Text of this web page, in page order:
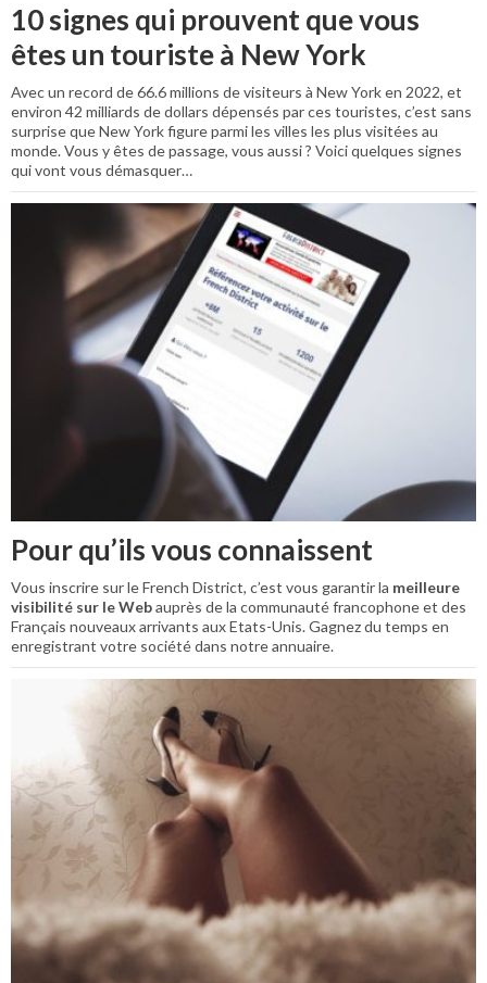
10 signes qui prouvent que vous
êtes un touriste à New York
Avec un record de 66.6 millions de visiteurs à New York en 2022, et
environ 42 milliards de dollars dépensés par ces touristes, c’est sans
surprise que New York figure parmi les villes les plus visitées au
monde. Vous y êtes de passage, vous aussi ? Voici quelques signes
qui vont vous démasquer…
Pour qu’ils vous connaissent
Vous inscrire sur le French District, c’est vous garantir la meilleure
visibilité sur le Webauprès de la communauté francophone et des
Français nouveaux arrivants aux Etats-Unis. Gagnez du temps en
enregistrant votre société dans notre annuaire.